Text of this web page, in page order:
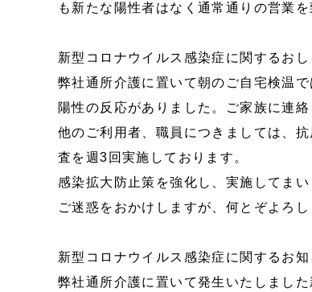
も新たな陽性者はなく通常通りの営業
新型コロナウイルス感染症に関するお
弊社通所介護に置いて朝のご自宅検温
陽性の反応がありました。ご家族に連
他のご利用者、職員につきましては、
査を週3回実施しております。
感染拡大防止策を強化し、実施してまい
ご迷惑をおかけしますが、何とぞよろし
新型コロナウイルス感染症に関するお
弊社通所介護に置いて発生いたしまし